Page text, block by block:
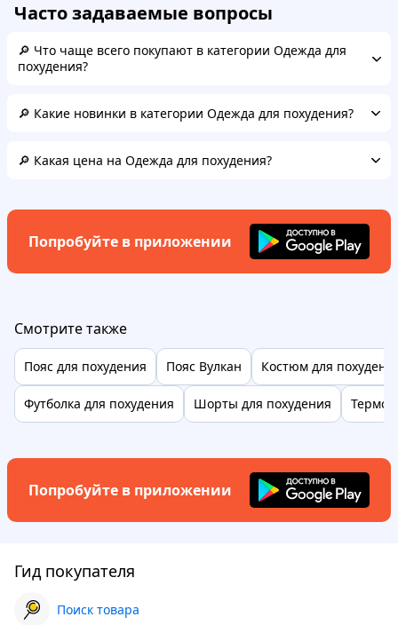
Часто задаваемые вопросы
🔎 Что чаще всего покупают в категории Одежда для
похудения?
🔎 Какие новинки в категории Одежда для похудения?
🔎 Какая цена на Одежда для похудения?
Попробуйте в приложении
Смотрите также
Пояс для похудения Пояс Вулкан Костюм для
Футболка для похудения Шорты для похудения
Попробуйте в приложении
Гид покупателя
Поиск товара